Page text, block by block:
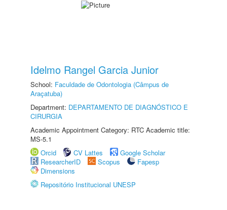
Idelmo Rangel Garcia Junior
School: Faculdade de Odontologia (Câmpus de
Araçatuba)
Department: DEPARTAMENTO DE DIAGNÓSTICO E
CIRURGIA
Academic Appointment Category: RTC Academic title:
MS-5.1
Orcid
CV Lattes
Google Scholar
ResearcherID
Scopus
Fapesp
Dimensions
Repositório Institucional UNESP